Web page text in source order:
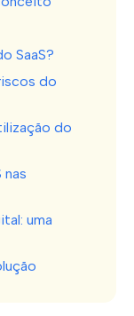
SaaS?
do
do
nas
uma